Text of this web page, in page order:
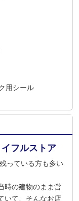
シール
フルストア
っている方も多い
時の建物のまま営
いて、そんなお店